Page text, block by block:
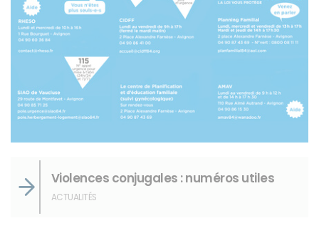
Violences conjugales : numéros utiles
ACTUALITÉS